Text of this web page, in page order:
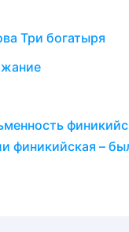
Три богатыря
финикийская –